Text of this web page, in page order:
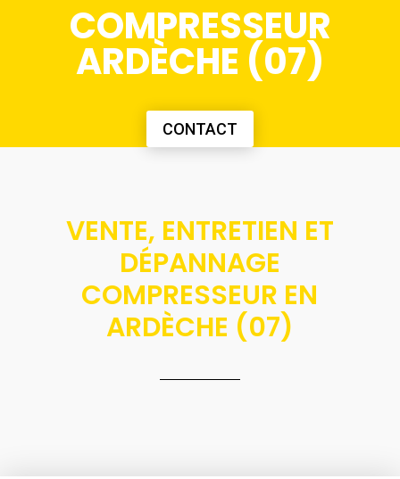
COMPRESSEUR
ARDÈCHE (07)
CONTACT
VENTE, ENTRETIEN ET
DÉPANNAGE
COMPRESSEUR EN
ARDÈCHE (07)